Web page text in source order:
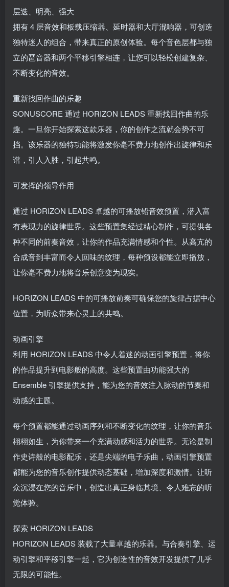
层迭、明亮、强大
拥有 4 层音效和板载压缩器、延时器和大厅混响器，可创造
独特迷人的组合，带来真正的原创体验。每个音色层都与独
立的琶音器和两个平移引擎相连，让您可以轻松创建复杂、
不断变化的音效。
重新找回作曲的乐趣
SONUSCORE 通过 HORIZON LEADS 重新找回作曲的乐
趣。一旦你开始探索这款乐器，你的创作之流就会势不可
挡。该乐器的独特功能将激发你毫不费力地创作出旋律和乐
谱，引人入胜，引起共鸣。
可发挥的领导作用
通过 HORIZON LEADS 卓越的可播放铅音效预置，潜入富
有表现力的旋律世界。这些预置集经过精心制作，可提供各
种不同的前奏音效，让你的作品充满情感和个性。从高亢的
合成音到丰富而令人回味的纹理，每种预设都能立即播放，
让你毫不费力地将音乐创意变为现实。
HORIZON LEADS 中的可播放前奏可确保您的旋律占据中心
位置，为听众带来心灵上的共鸣。
动画引擎
利用 HORIZON LEADS 中令人着迷的动画引擎预置，将你
的作品提升到电影般的高度。这些预置由功能强大的
Ensemble 引擎提供支持，能为您的音效注入脉动的节奏和
动感的主题。
每个预置都能通过动画序列和不断变化的纹理，让你的音乐
栩栩如生，为你带来一个充满动感和活力的世界。无论是制
作史诗般的电影配乐，还是尖端的电子乐曲，动画引擎预置
都能为您的音乐创作提供动态基础，增加深度和激情。让听
众沉浸在您的音乐中，创造出真正身临其境、令人难忘的听
觉体验。
探索 HORIZON LEADS
HORIZON LEADS 装载了大量卓越的乐器。与合奏引擎、运
动引擎和平移引擎一起，它为创造性的音效开发提供了几乎
无限的可能性。